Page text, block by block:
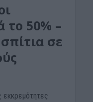
το 50% –
σε